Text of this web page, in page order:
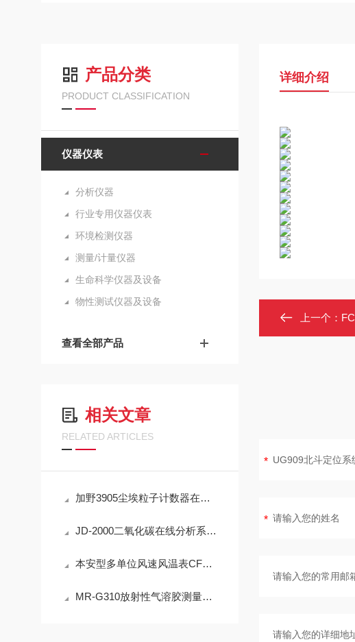
产品分类
PRODUCT CLASSIFICATION
仪器仪表
分析仪器
行业专用仪器仪表
环境检测仪器
测量/计量仪器
生命科学仪器及设备
物性测试仪器及设备
查看全部产品
相关文章
RELATED ARTICLES
加野3905尘埃粒子计数器在洁净室监测中的实用技术解析
JD-2000二氧化碳在线分析系统技术详解
本安型多单位风速风温表CFD25(A)简介
MR-G310放射性气溶胶测量仪：IP65防护与-40℃~+50℃宽温工作能力
详细介绍
上一个：